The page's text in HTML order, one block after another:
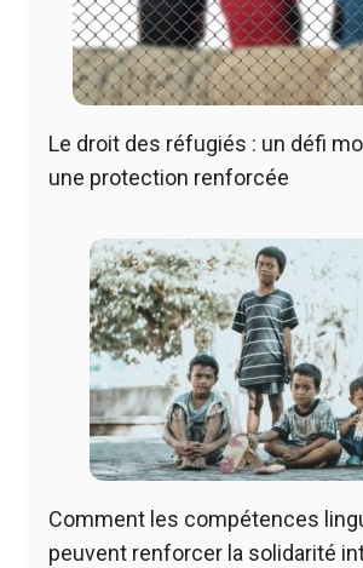
Le droit des réfugiés : un défi
une protection renforcée
Comment les compétences
peuvent renforcer la solidarité